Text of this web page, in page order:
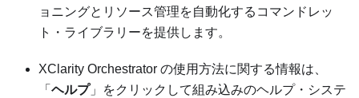
ョニングとリソース管理を自動化するコマンドレッ
ト・ライブラリーを提供します。
XClarity Orchestrator の使用方法に関する情報は、
「 ヘルプ」をクリックして組み込みのヘルプ・システ